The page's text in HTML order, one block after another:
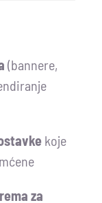
(bannere,
koje
za